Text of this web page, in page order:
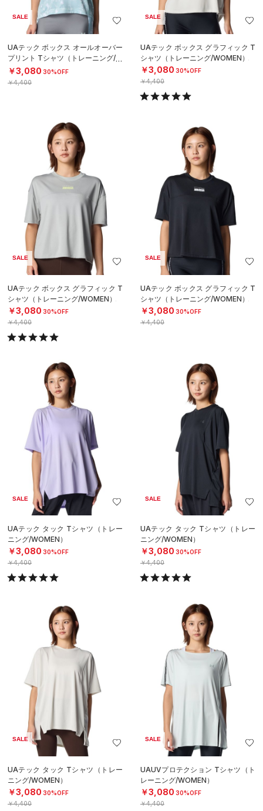
SALE
UAテック ボックス オールオーバー
プリント Tシャツ（トレーニング/W
OMEN）
￥3,080 30%OFF
￥4,400
SALE
UAテック ボックス グラフィック T
シャツ（トレーニング/WOMEN）
￥3,080 30%OFF
￥4,400
SALE
UAテック ボックス グラフィック T
シャツ（トレーニング/WOMEN）
￥3,080 30%OFF
￥4,400
SALE
UAテック ボックス グラフィック T
シャツ（トレーニング/WOMEN）
￥3,080 30%OFF
￥4,400
SALE
UAテック タック Tシャツ（トレー
ニング/WOMEN）
￥3,080 30%OFF
￥4,400
SALE
UAテック タック Tシャツ（トレー
ニング/WOMEN）
￥3,080 30%OFF
￥4,400
SALE
UAテック タック Tシャツ（トレー
ニング/WOMEN）
￥3,080 30%OFF
￥4,400
SALE
UAUVプロテクション Tシャツ（ト
レーニング/WOMEN）
￥3,080 30%OFF
￥4,400